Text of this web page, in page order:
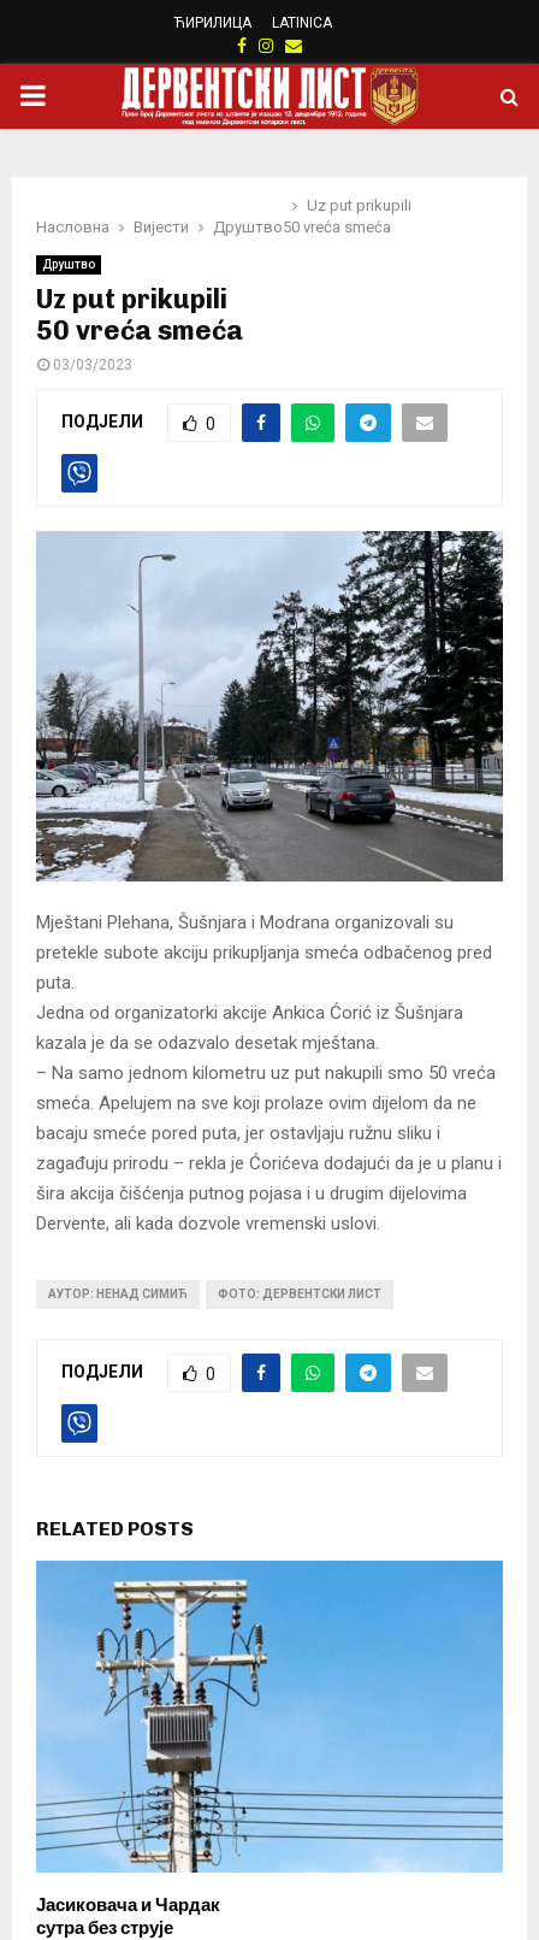
ЋИРИЛИЦА LATINICA
Facebook
Instagram
Email
PRIMARY
Насловна Вијести Друштво
Uz put prikupili
50 vreća smeća
Друштво
Uz put prikupili
50 vreća smeća
03/03/2023
ПОДЈЕЛИ 0
Mještani Plehana, Šušnjara i Modrana organizovali su
pretekle subote akciju prikupljanja smeća odbačenog pred
puta.
Jedna od organizatorki akcije Ankica Ćorić iz Šušnjara
kazala je da se odazvalo desetak mještana.
– Na samo jednom kilometru uz put nakupili smo 50 vreća
smeća. Apelujem na sve koji prolaze ovim dijelom da ne
bacaju smeće pored puta, jer ostavljaju ružnu sliku i
zagađuju prirodu – rekla je Ćorićeva dodajući da je u planu i
šira akcija čišćenja putnog pojasa i u drugim dijelovima
Dervente, ali kada dozvole vremenski uslovi.
АУТОР: НЕНАД СИМИЋ ФОТО: ДЕРВЕНТСКИ ЛИСТ
ПОДЈЕЛИ 0
RELATED POSTS
Јасиковача и Чардак
сутра без струје